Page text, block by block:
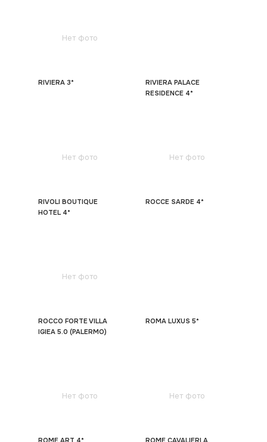
Нет фото
RIVIERA 3*
RIVIERA PALACE
RESIDENCE 4*
Нет фото
RIVOLI BOUTIQUE
HOTEL 4*
Нет фото
ROCCE SARDE 4*
Нет фото
ROCCO FORTE VILLA
IGIEA 5.0 (PALERMO)
ROMA LUXUS 5*
Нет фото
ROME ART 4*
Нет фото
ROME CAVALIERI A